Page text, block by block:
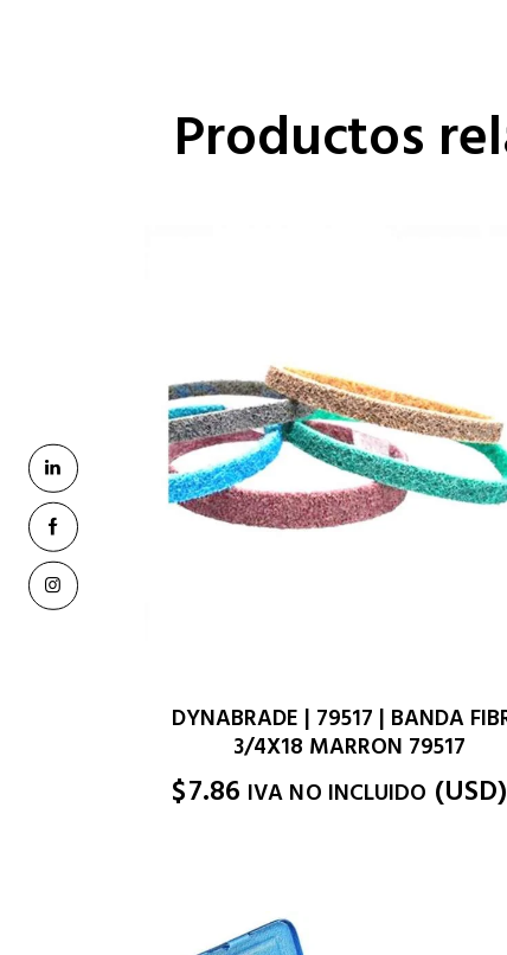
Productos
DYNABRADE | 79517 | BANDA
3/4X18 MARRON 79517
$7.86 IVA NO INCLUIDO (USD)